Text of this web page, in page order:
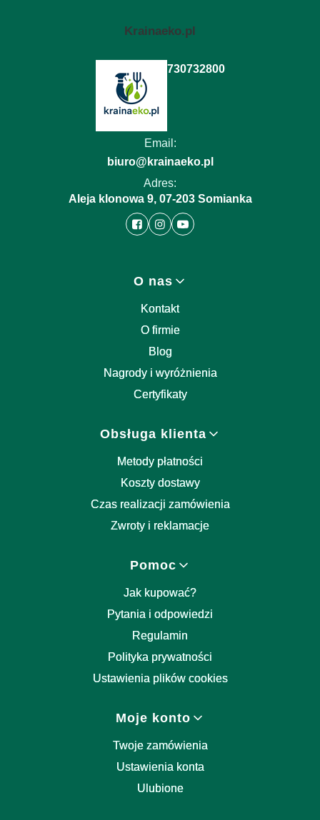
Krainaeko.pl
730732800
Email:
biuro@krainaeko.pl
Adres:
Aleja klonowa 9, 07-203 Somianka
O nas
Kontakt
O firmie
Blog
Nagrody i wyróżnienia
Certyfikaty
Obsługa klienta
Metody płatności
Koszty dostawy
Czas realizacji zamówienia
Zwroty i reklamacje
Pomoc
Jak kupować?
Pytania i odpowiedzi
Regulamin
Polityka prywatności
Ustawienia plików cookies
Moje konto
Twoje zamówienia
Ustawienia konta
Ulubione